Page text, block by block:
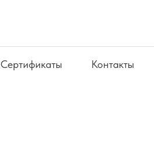
Сертификаты Контакты